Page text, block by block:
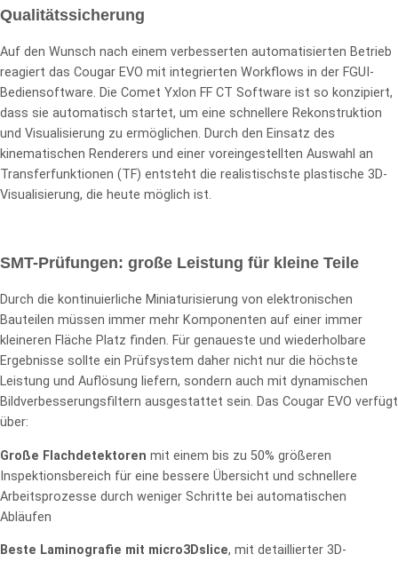
Qualitätssicherung
Auf den Wunsch nach einem verbesserten automatisierten Betrieb
reagiert das Cougar EVO mit integrierten Workflows in der FGUI-
Bediensoftware. Die Comet Yxlon FF CT Software ist so konzipiert,
dass sie automatisch startet, um eine schnellere Rekonstruktion
und Visualisierung zu ermöglichen. Durch den Einsatz des
kinematischen Renderers und einer voreingestellten Auswahl an
Transferfunktionen (TF) entsteht die realistischste plastische 3D-
Visualisierung, die heute möglich ist.
SMT-Prüfungen: große Leistung für kleine Teile
Durch die kontinuierliche Miniaturisierung von elektronischen
Bauteilen müssen immer mehr Komponenten auf einer immer
kleineren Fläche Platz finden. Für genaueste und wiederholbare
Ergebnisse sollte ein Prüfsystem daher nicht nur die höchste
Leistung und Auflösung liefern, sondern auch mit dynamischen
Bildverbesserungsfiltern ausgestattet sein. Das Cougar EVO verfügt
über:
Große Flachdetektoren mit einem bis zu 50% größeren
Inspektionsbereich für eine bessere Übersicht und schnellere
Arbeitsprozesse durch weniger Schritte bei automatischen
Abläufen
Beste Laminografie mit micro3Dslice, mit detaillierter 3D-